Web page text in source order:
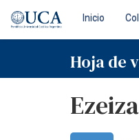
navigation
Inicio
Hoja de